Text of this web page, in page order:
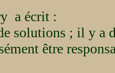
a écrit :
solutions ; il y a
être